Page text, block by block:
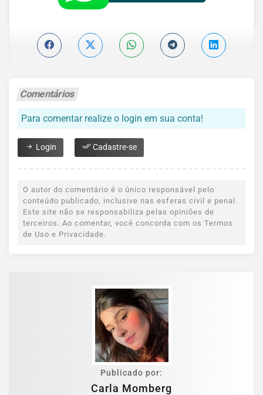
Comentários
Para comentar realize o login em sua conta!
Login Cadastre-se
O autor do comentário é o único responsável pelo
conteúdo publicado, inclusive nas esferas civil e penal.
Este site não se responsabiliza pelas opiniões de
terceiros. Ao comentar, você concorda com os Termos
de Uso e Privacidade.
Publicado por:
Carla Momberg